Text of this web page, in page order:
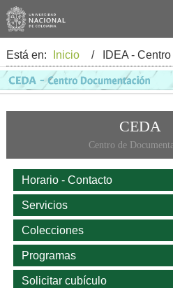
Está en: Inicio / IDEA - Centro
CEDA
Centro de
Horario - Contacto
Servicios
Colecciones
Programas
Solicitar cubículo